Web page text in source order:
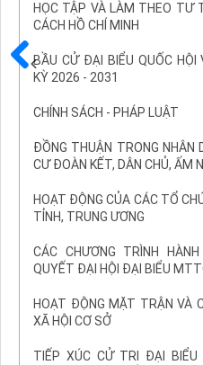
HỌC TẬP VÀ LÀM THEO TƯ
CÁCH HỒ CHÍ MINH
BẦU CỬ ĐẠI BIỂU QUỐC HỘI
KỲ 2026 - 2031
CHÍNH SÁCH - PHÁP LUẬT
ĐỒNG THUẬN TRONG NHÂN
CƯ ĐOÀN KẾT, DÂN CHỦ, ẤM
HOẠT ĐỘNG CỦA CÁC TỔ
TỈNH, TRUNG ƯƠNG
CÁC CHƯƠNG TRÌNH
QUYẾT ĐẠI HỘI ĐẠI BIỂU
HOẠT ĐỘNG MẶT TRẬN VÀ
XÃ HỘI CƠ SỞ
TIẾP XÚC CỬ TRI ĐẠI BIỂU
Trước